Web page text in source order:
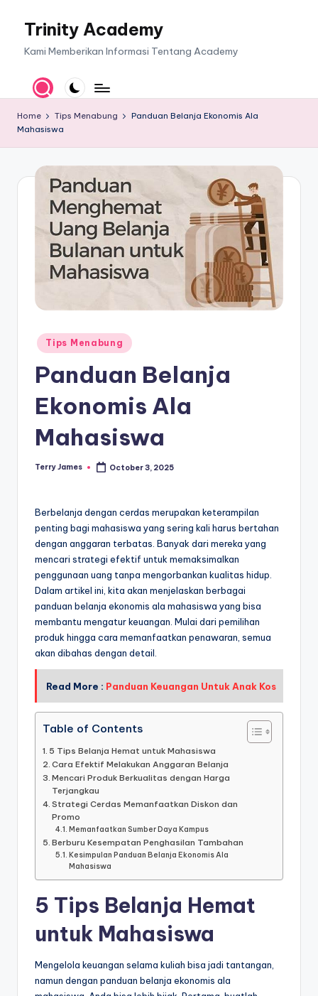
Trinity Academy
Kami Memberikan Informasi Tentang Academy
Home Tips Menabung
Panduan Belanja Ekonomis Ala
Mahasiswa
Posted
in
Tips Menabung
Panduan Belanja
Ekonomis Ala
Mahasiswa
Posted
Terry James October 3, 2025
Berbelanja dengan cerdas merupakan keterampilan
penting bagi mahasiswa yang sering kali harus bertahan
dengan anggaran terbatas. Banyak dari mereka yang
mencari strategi efektif untuk memaksimalkan
penggunaan uang tanpa mengorbankan kualitas hidup.
Dalam artikel ini, kita akan menjelaskan berbagai
panduan belanja ekonomis ala mahasiswa yang bisa
membantu mengatur keuangan. Mulai dari pemilihan
produk hingga cara memanfaatkan penawaran, semua
akan dibahas dengan detail.
Read More : Panduan Keuangan Untuk Anak Kos
Table of Contents
5 Tips Belanja Hemat untuk Mahasiswa
Cara Efektif Melakukan Anggaran Belanja
Mencari Produk Berkualitas dengan Harga
Terjangkau
Strategi Cerdas Memanfaatkan Diskon dan
Promo
Memanfaatkan Sumber Daya Kampus
Berburu Kesempatan Penghasilan Tambahan
Kesimpulan Panduan Belanja Ekonomis Ala
Mahasiswa
5 Tips Belanja Hemat
untuk Mahasiswa
Mengelola keuangan selama kuliah bisa jadi tantangan,
namun dengan panduan belanja ekonomis ala